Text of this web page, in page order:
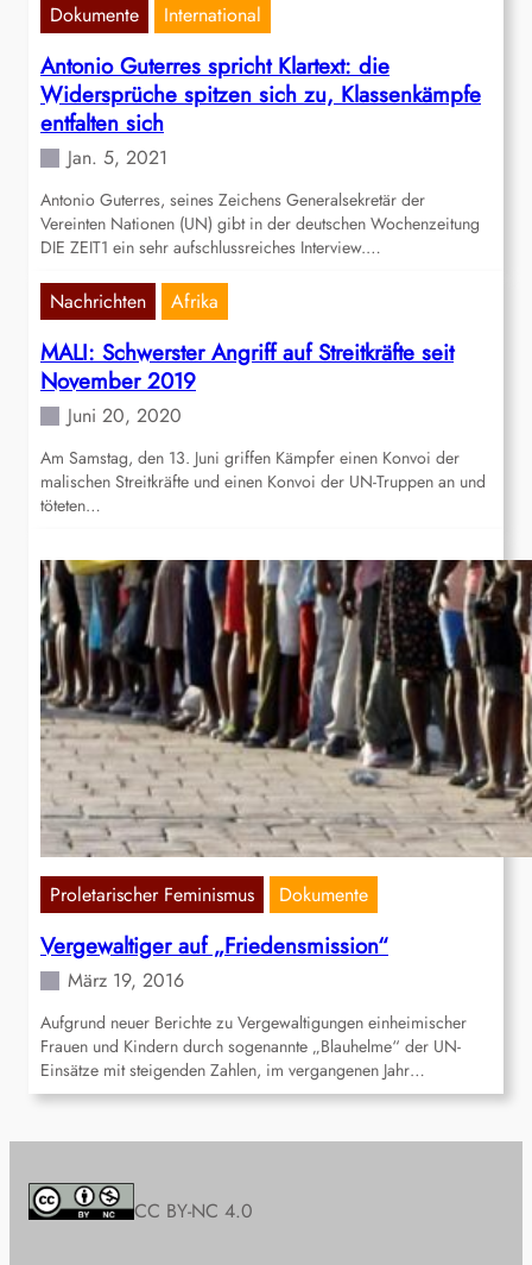
Dokumente International
Antonio Guterres spricht Klartext: die
Widersprüche spitzen sich zu, Klassenkämpfe
entfalten sich
Jan. 5, 2021
Antonio Guterres, seines Zeichens Generalsekretär der
Vereinten Nationen (UN) gibt in der deutschen Wochenzeitung
DIE ZEIT1 ein sehr aufschlussreiches Interview.…
Nachrichten Afrika
MALI: Schwerster Angriff auf Streitkräfte seit
November 2019
Juni 20, 2020
Am Samstag, den 13. Juni griffen Kämpfer einen Konvoi der
malischen Streitkräfte und einen Konvoi der UN-Truppen an und
töteten…
Proletarischer Feminismus Dokumente
Vergewaltiger auf „Friedensmission“
März 19, 2016
Aufgrund neuer Berichte zu Vergewaltigungen einheimischer
Frauen und Kindern durch sogenannte „Blauhelme“ der UN-
Einsätze mit steigenden Zahlen, im vergangenen Jahr…
CC BY-NC 4.0